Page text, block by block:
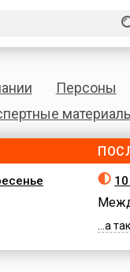
Персоны
...а